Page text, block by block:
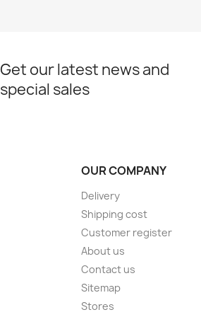
Get our latest news and
special sales
OUR COMPANY
Delivery
Shipping cost
Customer register
About us
Contact us
Sitemap
Stores